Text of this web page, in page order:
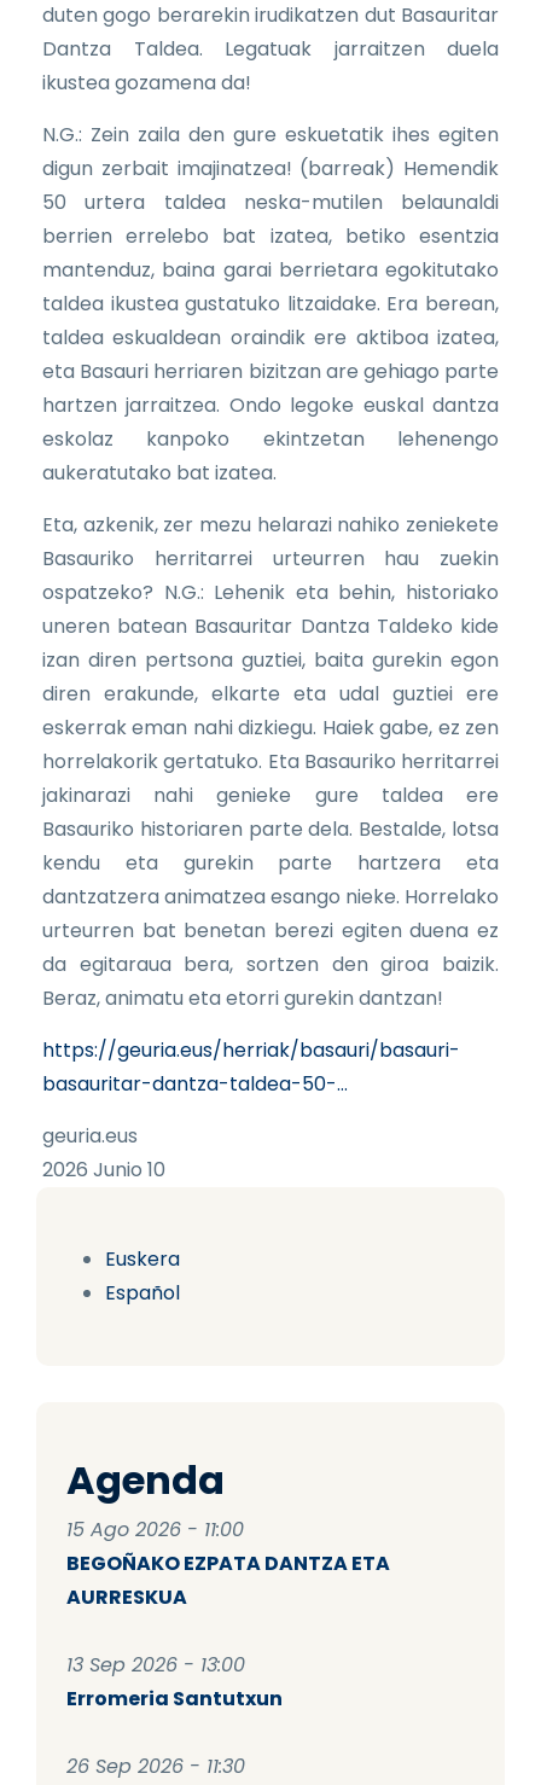
Euskera
Español
Agenda
15 Ago 2026 - 11:00
BEGOÑAKO EZPATA DANTZA ETA
AURRESKUA
13 Sep 2026 - 13:00
Erromeria Santutxun
26 Sep 2026 - 11:30
duten gogo berarekin irudikatzen dut Basauritar
Dantza Taldea. Legatuak jarraitzen duela
ikustea gozamena da!
N.G.: Zein zaila den gure eskuetatik ihes egiten
digun zerbait imajinatzea! (barreak) Hemendik
50 urtera taldea neska-mutilen belaunaldi
berrien errelebo bat izatea, betiko esentzia
mantenduz, baina garai berrietara egokitutako
taldea ikustea gustatuko litzaidake. Era berean,
taldea eskualdean oraindik ere aktiboa izatea,
eta Basauri herriaren bizitzan are gehiago parte
hartzen jarraitzea. Ondo legoke euskal dantza
eskolaz kanpoko ekintzetan lehenengo
aukeratutako bat izatea.
Eta, azkenik, zer mezu helarazi nahiko zeniekete
Basauriko herritarrei urteurren hau zuekin
ospatzeko? N.G.: Lehenik eta behin, historiako
uneren batean Basauritar Dantza Taldeko kide
izan diren pertsona guztiei, baita gurekin egon
diren erakunde, elkarte eta udal guztiei ere
eskerrak eman nahi dizkiegu. Haiek gabe, ez zen
horrelakorik gertatuko. Eta Basauriko herritarrei
jakinarazi nahi genieke gure taldea ere
Basauriko historiaren parte dela. Bestalde, lotsa
kendu eta gurekin parte hartzera eta
dantzatzera animatzea esango nieke. Horrelako
urteurren bat benetan berezi egiten duena ez
da egitaraua bera, sortzen den giroa baizik.
Beraz, animatu eta etorri gurekin dantzan!
https://geuria.eus/herriak/basauri/basauri-
basauritar-dantza-taldea-50-…
geuria.eus
2026 Junio 10